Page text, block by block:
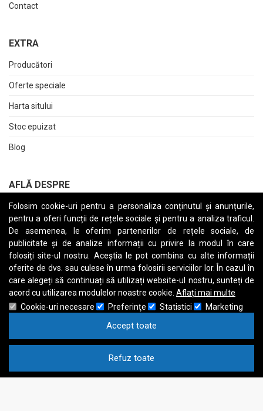
Folosim cookie-uri pentru a personaliza conținutul și anunțurile,
pentru a oferi funcții de rețele sociale și pentru a analiza traficul.
De asemenea, le oferim partenerilor de rețele sociale, de
publicitate și de analize informații cu privire la modul în care
folosiți site-ul nostru. Aceștia le pot combina cu alte informații
oferite de dvs. sau culese în urma folosirii serviciilor lor. În cazul în
care alegeți să continuați să utilizați website-ul nostru, sunteți de
acord cu utilizarea modulelor noastre cookie. Aflați mai multe
Cookie-uri necesare
Preferinţe Statistici Marketing
Accept toate
Refuz toate
Contact
EXTRA
Producători
Oferte speciale
Harta sitului
Stoc epuizat
Blog
AFLĂ DESPRE
Returnări
Termeni și Condiții
Raport date personale
Cerere stergere cont
IJKLMNOPQRS